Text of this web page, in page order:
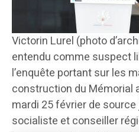
Victorin Lurel (photo
entendu comme suspect
l’enquête portant sur les
construction du Mémorial
mardi 25 février de
socialiste et conseiller